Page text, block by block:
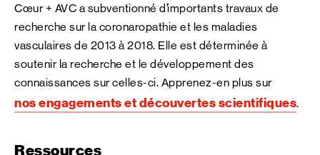
Cœur + AVC a subventionné d’importants travaux de
recherche sur la coronaropathie et les maladies
vasculaires de 2013 à 2018. Elle est déterminée à
soutenir la recherche et le développement des
connaissances sur celles-ci. Apprenez-en plus sur
nos engagements et découvertes scientifiques.
Ressources